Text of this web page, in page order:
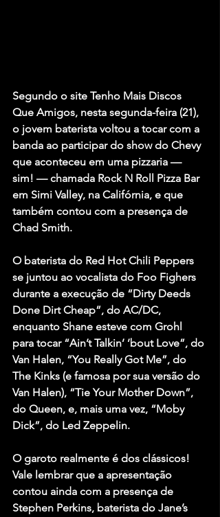
Segundo o site Tenho Mais Discos
Que Amigos, nesta segunda-feira (21),
o jovem baterista voltou a tocar com a
banda ao participar do show do Chevy
que aconteceu em uma pizzaria —
sim! — chamada Rock N Roll Pizza Bar
em Simi Valley, na Califórnia, e que
também contou com a presença de
Chad Smith.
O baterista do Red Hot Chili Peppers
se juntou ao vocalista do Foo Fighers
durante a execução de “Dirty Deeds
Done Dirt Cheap”, do AC/DC,
enquanto Shane esteve com Grohl
para tocar “Ain’t Talkin’ ’bout Love”, do
Van Halen, “You Really Got Me”, do
The Kinks (e famosa por sua versão do
Van Halen), “Tie Your Mother Down”,
do Queen, e, mais uma vez, “Moby
Dick”, do Led Zeppelin.
O garoto realmente é dos clássicos!
Vale lembrar que a apresentação
contou ainda com a presença de
Stephen Perkins, baterista do Jane’s